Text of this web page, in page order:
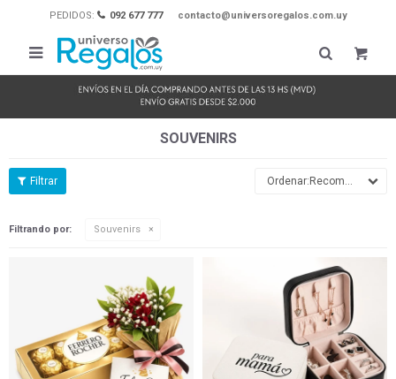
PEDIDOS: 092 677 777 contacto@universoregalos.com.uy

SOUVENIRS
Recomendados
Filtrando por: Souvenirs